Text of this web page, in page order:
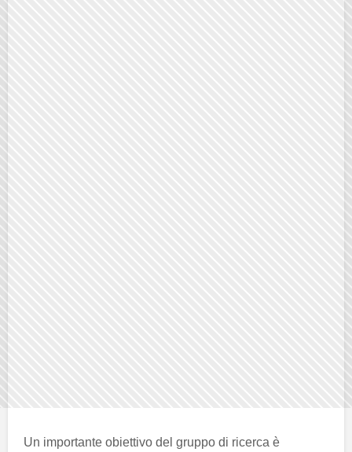
Un importante obiettivo del gruppo di ricerca è